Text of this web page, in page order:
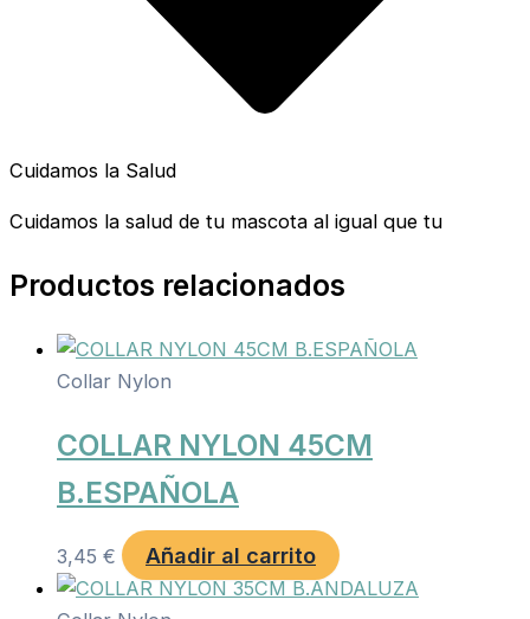
Cuidamos la Salud
Cuidamos la salud de tu mascota al igual que tu
Productos relacionados
Collar Nylon
COLLAR NYLON 45CM
B.ESPAÑOLA
3,45 € Añadir al carrito